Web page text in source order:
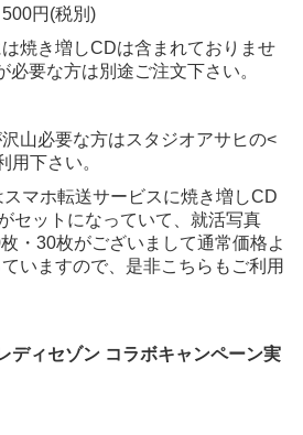
円(税別)
焼き増しCDは含まれておりませ
必要な方は別途ご注文下さい。
山必要な方はスタジオアサヒの<
用下さい。
マホ転送サービスに焼き増しCD
セットになっていて、就活写真
・30枚がございまして通常価格よ
いますので、是非こちらもご利用
ディセゾン コラボキャンペーン実